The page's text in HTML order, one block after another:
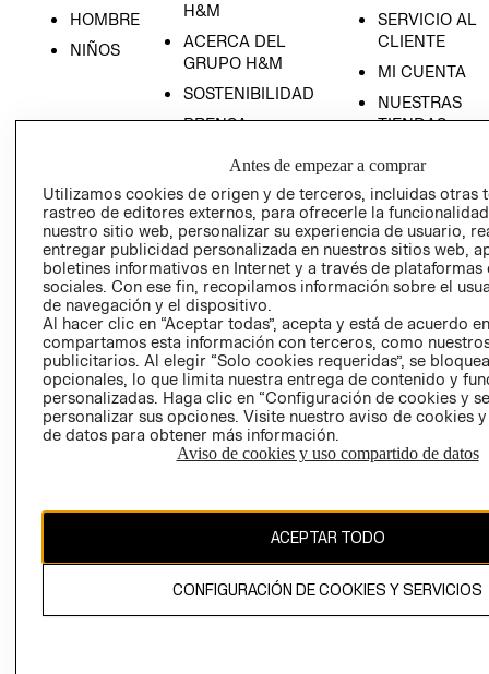
HOMBRE
NIÑOS
H&M
ACERCA DEL
GRUPO H&M
SOSTENIBILIDAD
PRENSA
INVERSONISTAS
POLÍTICA
EMPRESARIAL
SERVICIO AL
CLIENTE
MI CUENTA
NUESTRAS
TIENDAS
CONDICIONES
AVISO DE
PRIVACIDAD
GIFT CARD
AVISO DE
LIBRO DE
Ecuador ($)
RECIÉN NACIDO
Antes de empezar a comprar
Utilizamos cookies de origen y de terceros, incluidas otras
rastreo de editores externos, para ofrecerle la
nuestro sitio web, personalizar su experiencia de usuario,
entregar publicidad personalizada en nuestros sitios web,
boletines informativos en Internet y a través de plataformas
sociales. Con ese fin, recopilamos información sobre el
de navegación y el dispositivo.
Al hacer clic en “Aceptar todas”, acepta y está de acuerdo
compartamos esta información con terceros, como
publicitarios. Al elegir “Solo cookies requeridas”, se
opcionales, lo que limita nuestra entrega de contenido y
personalizadas. Haga clic en “Configuración de cookies y
personalizar sus opciones. Visite nuestro aviso de cookies
de datos para obtener más información.
Aviso de cookies y uso compartido de datos
ACEPTAR TODO
CONFIGURACIÓN DE COOKIES Y SERVICIOS